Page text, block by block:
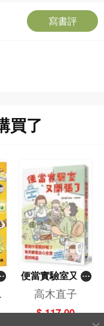
寫書評
買了
便當實驗室又開
張了——日日和
特別日的菜單挑
戰記
高木直子
$ 117.00